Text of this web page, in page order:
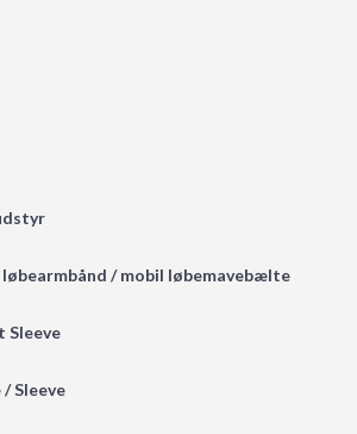
løbearmbånd / mobil løbemavebælte
Sleeve
/ Sleeve